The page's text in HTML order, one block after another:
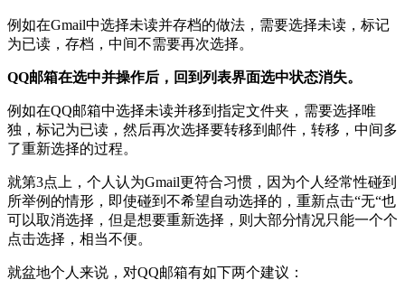
例如在Gmail中选择未读并存档的做法，需要选择未读，标记
为已读，存档，中间不需要再次选择。
QQ邮箱在选中并操作后，回到列表界面选中状态消失。
例如在QQ邮箱中选择未读并移到指定文件夹，需要选择唯
独，标记为已读，然后再次选择要转移到邮件，转移，中间多
了重新选择的过程。
就第3点上，个人认为Gmail更符合习惯，因为个人经常性碰到
所举例的情形，即使碰到不希望自动选择的，重新点击“无“也
可以取消选择，但是想要重新选择，则大部分情况只能一个个
点击选择，相当不便。
就盆地个人来说，对QQ邮箱有如下两个建议：